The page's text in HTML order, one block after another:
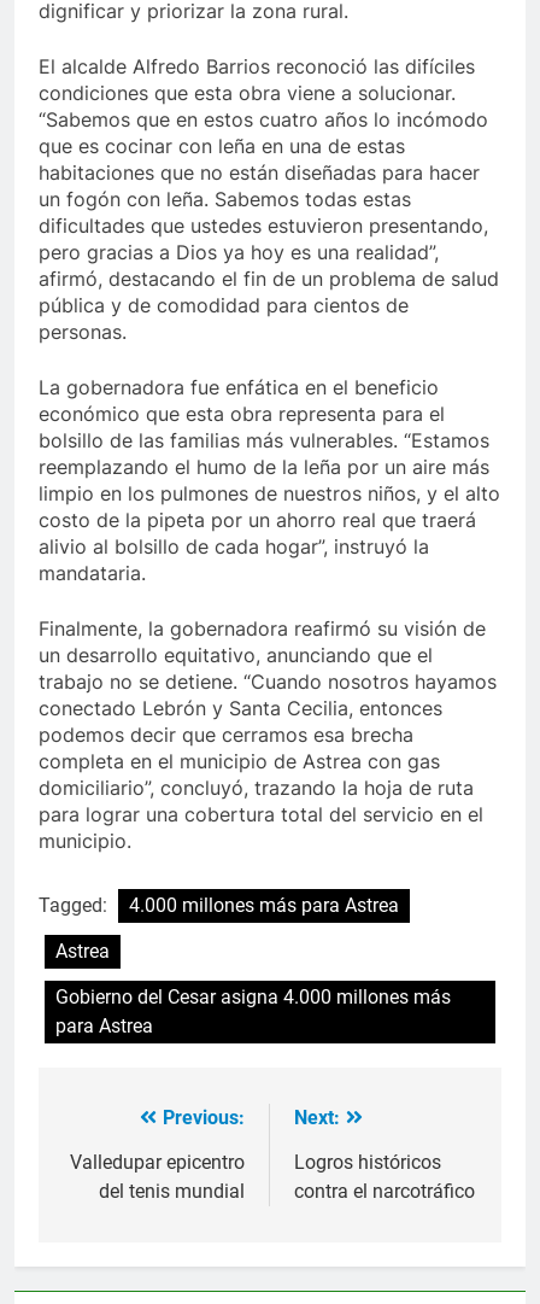
dignificar y priorizar la zona rural.
El alcalde Alfredo Barrios reconoció las difíciles
condiciones que esta obra viene a solucionar.
“Sabemos que en estos cuatro años lo incómodo
que es cocinar con leña en una de estas
habitaciones que no están diseñadas para hacer
un fogón con leña. Sabemos todas estas
dificultades que ustedes estuvieron presentando,
pero gracias a Dios ya hoy es una realidad”,
afirmó, destacando el fin de un problema de salud
pública y de comodidad para cientos de
personas.
La gobernadora fue enfática en el beneficio
económico que esta obra representa para el
bolsillo de las familias más vulnerables. “Estamos
reemplazando el humo de la leña por un aire más
limpio en los pulmones de nuestros niños, y el alto
costo de la pipeta por un ahorro real que traerá
alivio al bolsillo de cada hogar”, instruyó la
mandataria.
Finalmente, la gobernadora reafirmó su visión de
un desarrollo equitativo, anunciando que el
trabajo no se detiene. “Cuando nosotros hayamos
conectado Lebrón y Santa Cecilia, entonces
podemos decir que cerramos esa brecha
completa en el municipio de Astrea con gas
domiciliario”, concluyó, trazando la hoja de ruta
para lograr una cobertura total del servicio en el
municipio.
Tagged:
4.000 millones más para Astrea
Astrea
Gobierno del Cesar asigna 4.000 millones más
para Astrea
Navegación
de
Previous:
Valledupar epicentro
del tenis mundial
Next:
Logros históricos
contra el narcotráfico